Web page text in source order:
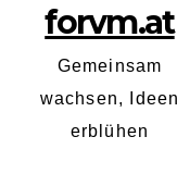
forvm.at
Gemeinsam
wachsen, Ideen
erblühen